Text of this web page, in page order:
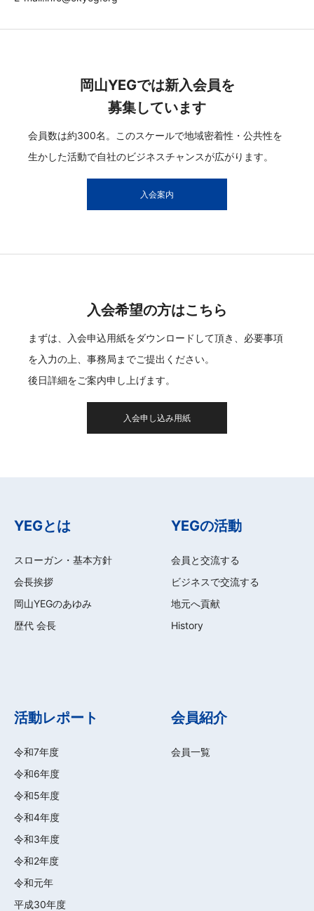
岡山YEGでは新入会員を
募集しています
会員数は約300名。このスケールで地域密着性・公共性を
生かした活動で自社のビジネスチャンスが広がります。
入会案内
入会希望の方はこちら
まずは、入会申込用紙をダウンロードして頂き、必要事項
を入力の上、事務局までご提出ください。
後日詳細をご案内申し上げます。
入会申し込み用紙
YEGとは
スローガン・基本方針
会長挨拶
岡山YEGのあゆみ
歴代 会長
YEGの活動
会員と交流する
ビジネスで交流する
地元へ貢献
History
活動レポート
令和7年度
令和6年度
令和5年度
令和4年度
令和3年度
令和2年度
令和元年
平成30年度
会員紹介
会員一覧